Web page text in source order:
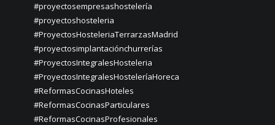
#proyectosempresashostelería
#proyectoshosteleria
#ProyectosHosteleriaTerrarzasMadrid
#proyectosimplantaciónchurrerías
#ProyectosIntegralesHosteleria
#ProyectosIntegralesHosteleríaHoreca
#ReformasCocinasHoteles
#ReformasCocinasParticulares
#ReformasCocinasProfesionales